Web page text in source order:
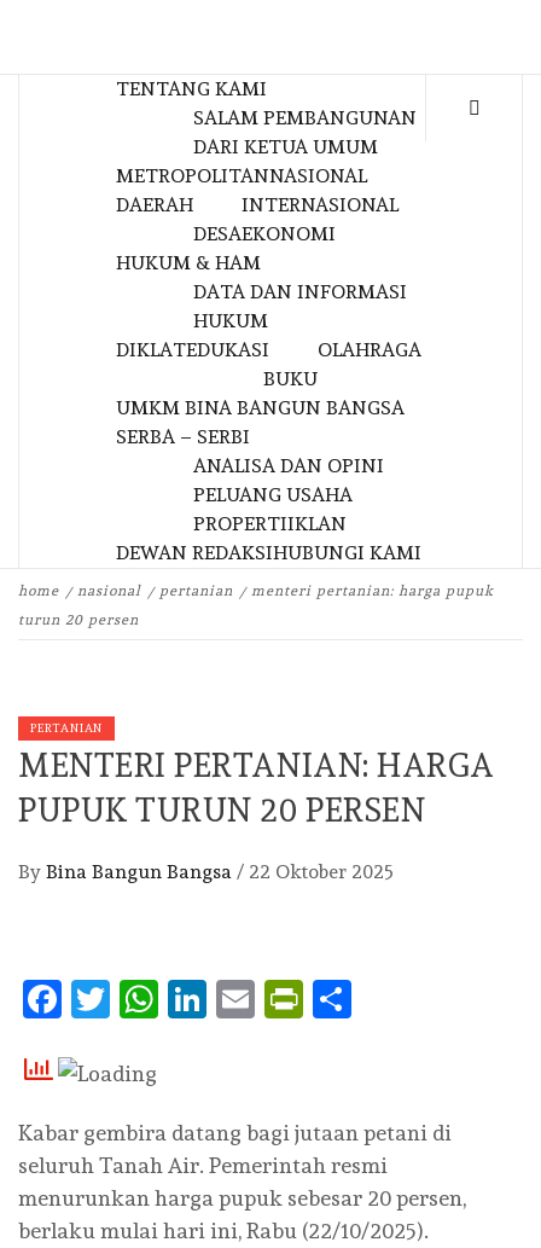
TENTANG KAMI
SALAM PEMBANGUNAN
DARI KETUA UMUM
METROPOLITANNASIONAL
DAERAH
DESA
INTERNASIONAL
EKONOMI
HUKUM & HAM
DATA DAN INFORMASI
HUKUM
DIKLATEDUKASI
BUKU
OLAHRAGA
UMKM BINA BANGUN BANGSA
SERBA – SERBI
ANALISA DAN OPINI
PELUANG USAHA
PROPERTIIKLAN
DEWAN REDAKSIHUBUNGI KAMI
home nasional pertanian
menteri pertanian: harga pupuk
turun 20 persen
PERTANIAN
MENTERI PERTANIAN: HARGA
PUPUK TURUN 20 PERSEN
By Bina Bangun Bangsa / 22 Oktober 2025
Facebook
Twitter
WhatsApp
LinkedIn
EmailPrintFriendly
Kabar gembira datang bagi jutaan petani di
seluruh Tanah Air. Pemerintah resmi
menurunkan harga pupuk sebesar 20 persen,
berlaku mulai hari ini, Rabu (22/10/2025).